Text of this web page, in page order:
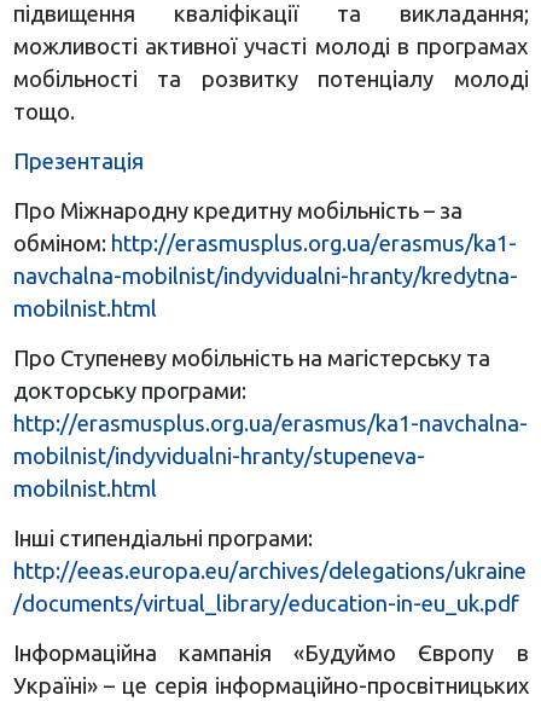
підвищення кваліфікації та викладання;
можливості активної участі молоді в програмах
мобільності та розвитку потенціалу молоді
тощо.
Презентація
Про Міжнародну кредитну мобільність – за
обміном: http://erasmusplus.org.ua/erasmus/ka1-
navchalna-mobilnist/indyvidualni-hranty/kredytna-
mobilnist.html
Про Ступеневу мобільність на магістерську та
докторську програми:
http://erasmusplus.org.ua/erasmus/ka1-navchalna-
mobilnist/indyvidualni-hranty/stupeneva-
mobilnist.html
Інші стипендіальні програми:
http://eeas.europa.eu/archives/delegations/ukraine
/documents/virtual_library/education-in-eu_uk.pdf
Інформаційна кампанія «Будуймо Європу в
Україні» – це серія інформаційно-просвітницьких